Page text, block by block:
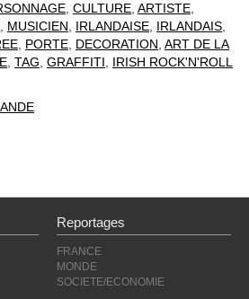
, CULTURE, ARTISTE,
, MUSICIEN, IRLANDAISE, IRLANDAIS,
, PORTE, DECORATION, ART DE LA
, TAG, GRAFFITI, IRISH ROCK'N'ROLL
Reportages
FRANCE
MONDE
SOCIETE/ECONOMIE